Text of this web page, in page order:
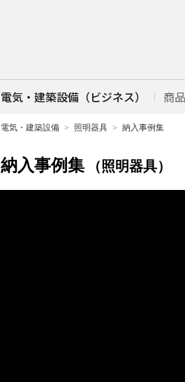
電気・建築設備（ビジネス） 商
電気・建築設備 照明器具 納入事例集
納入事例集 （照明器具）